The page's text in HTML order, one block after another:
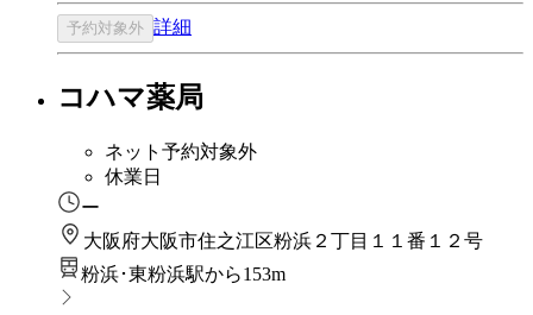
予約対象外 詳細
コハマ薬局
ネット予約対象外
休業日
ー
大阪府大阪市住之江区粉浜２丁目１１番１２号
粉浜･東粉浜駅から153m